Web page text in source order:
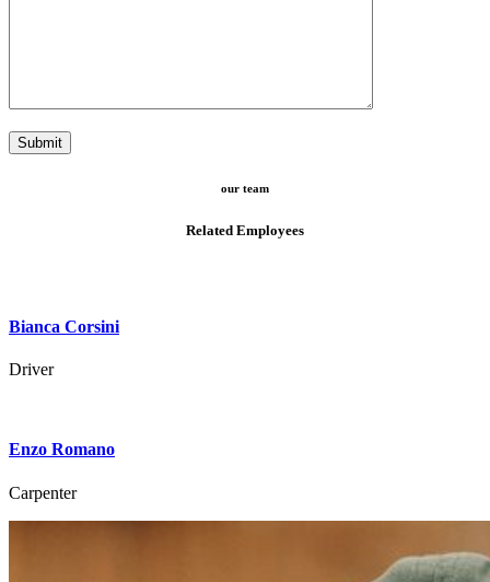
our team
Related Employees
Bianca Corsini
Driver
Enzo Romano
Carpenter